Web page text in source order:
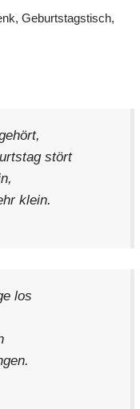
Geburtstagstisch,
stört
klein.
los